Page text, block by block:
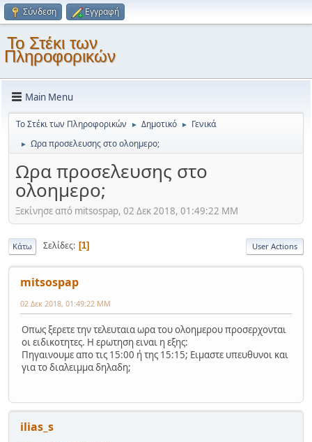
Σύνδεση Εγγραφή
Το Στέκι των
Πληροφορικών
Main Menu
Το Στέκι των Πληροφορικών ► Δημοτικό ► Γενικά
► Ωρα προσελευσης στο ολοημερο;
Ωρα προσελευσης στο
ολοημερο;
Ξεκίνησε από mitsospap, 02 Δεκ 2018, 01:49:22 ΜΜ
Κάτω Σελίδες 1 User Actions
mitsospap
02 Δεκ 2018, 01:49:22 ΜΜ
Οπως ξερετε την τελευταια ωρα του ολοημερου προσερχονται
οι ειδικοτητες. Η ερωτηση ειναι η εξης:
Πηγαινουμε απο τις 15:00 ή της 15:15; Ειμαστε υπευθυνοι και
για το διαλειμμα δηλαδη;
ilias_s